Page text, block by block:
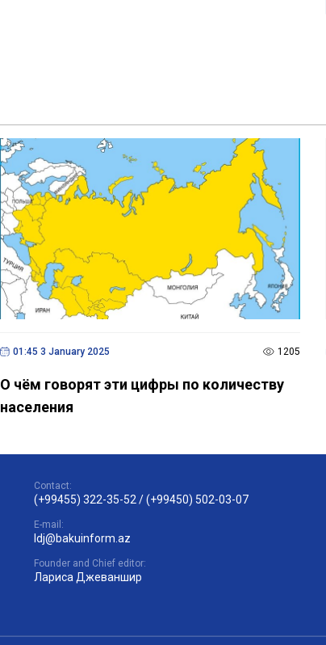
01:45 3 January 2025 1205
О чём говорят эти цифры по количеству
населения
Contact:
(+99455) 322-35-52 /(+99450) 502-03-07
E-mail:
ldj@bakuinform.az
Founder and Chief editor:
Лариса Джеваншир